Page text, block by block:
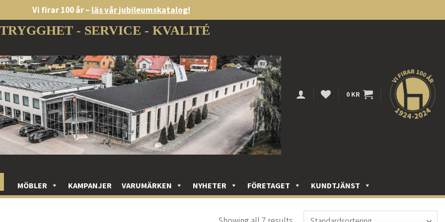
Vi firar 100 år – läs vår jubileumskatalog!
TRYGGHET - SERVICE - KVALITÉ
0 KR
MÖBLER KAMPANJER VARUMÄRKEN NYHETER FÖRETAGET KUNDTJÄNST